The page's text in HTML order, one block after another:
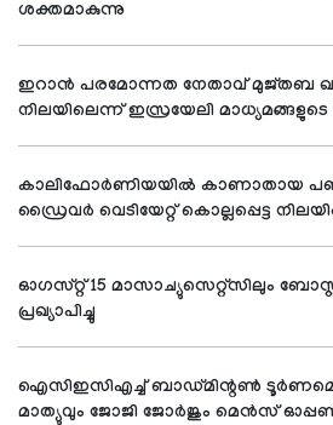
ശക്തമാകുന്നു
ഇറാന്‍ പരമോന്നത നേതാവ് മുജ്തബ
നിലയിലെന്ന് ഇസ്രയേലി മാധ്യമങ്ങളുടെ
കാലിഫോര്‍ണിയയില്‍ കാണാതായ
ഡ്രൈവര്‍ വെടിയേറ്റ് കൊല്ലപ്പെട്ട
ഓഗസ്റ്റ് 15 മാസാച്യുസെറ്റ്സിലും
പ്രഖ്യാപിച്ചു
ഐസിഇസിഎച്ച് ബാഡ്മിന്റണ്‍
മാത്യുവും ജോജി ജോര്‍ജും മെന്‍സ്